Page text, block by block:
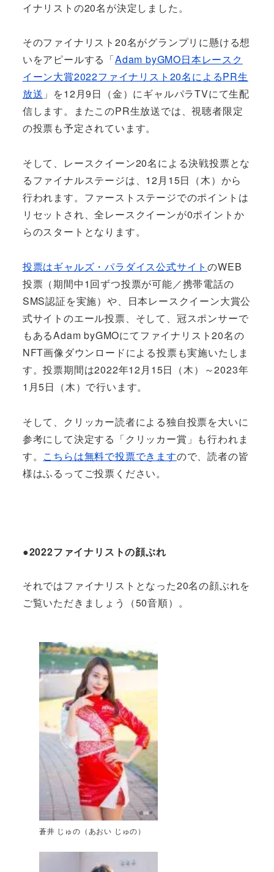
イナリストの20名が決定しました。
そのファイナリスト20名がグランプリに懸ける想
いをアピールする「Adam byGMO日本レースク
イーン大賞2022ファイナリスト20名によるPR生
放送 」を12月9日（金）にギャルパラTVにて生配
信します。またこのPR生放送では、視聴者限定
の投票も予定されています。
そして、レースクイーン20名による決戦投票とな
るファイナルステージは、12月15日（木）から
行われます。ファーストステージでのポイントは
リセットされ、全レースクイーンが0ポイントか
らのスタートとなります。
投票はギャルズ・パラダイス公式サイトのWEB
投票（期間中1回ずつ投票が可能／携帯電話の
SMS認証を実施）や、日本レースクイーン大賞公
式サイトのエール投票、そして、冠スポンサーで
もあるAdam byGMOにてファイナリスト20名の
NFT画像ダウンロードによる投票も実施いたしま
す。投票期間は2022年12月15日（木）～2023年
1月5日（木）で行います。
そして、クリッカー読者による独自投票を大いに
参考にして決定する「クリッカー賞」も行われま
す。 こちらは無料で投票できますので、読者の皆
様はふるってご投票ください。
●2022ファイナリストの顔ぶれ
それではファイナリストとなった20名の顔ぶれを
ご覧いただきましょう（50音順）。
蒼井 じゅの（あおい じゅの）